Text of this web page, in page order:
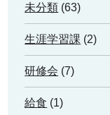
未分類 (63)
生涯学習課 (2)
研修会 (7)
給食 (1)